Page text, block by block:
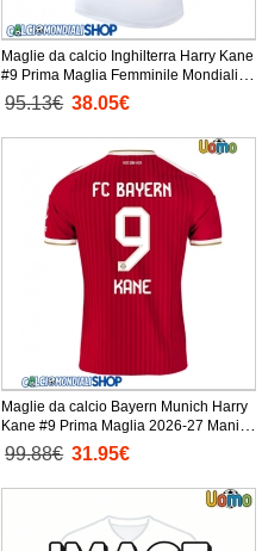
Maglie da calcio Inghilterra Harry Kane
#9 Prima Maglia Femminile Mondiali
2026 Manica Corta
95.13€ 38.05€
Maglie da calcio Bayern Munich Harry
Kane #9 Prima Maglia 2026-27 Manica
Corta
99.88€ 31.95€